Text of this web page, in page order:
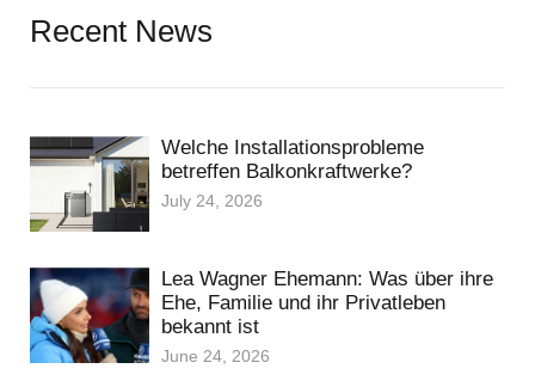
Recent News
Welche Installationsprobleme
betreffen Balkonkraftwerke?
July 24, 2026
Lea Wagner Ehemann: Was über ihre
Ehe, Familie und ihr Privatleben
bekannt ist
June 24, 2026